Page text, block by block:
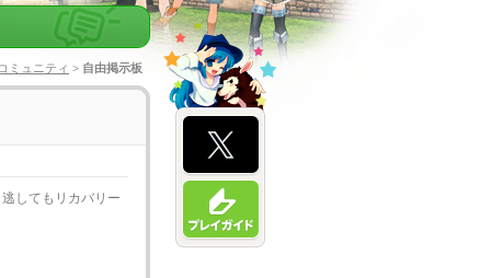
コミュニティ > 自由掲示板
してもリカバリー